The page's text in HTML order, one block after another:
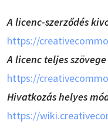
A licenc-szerződés
https://
A licenc teljes
https://
Hivatkozás helyes
https://